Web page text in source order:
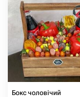
Бокс чоловічий